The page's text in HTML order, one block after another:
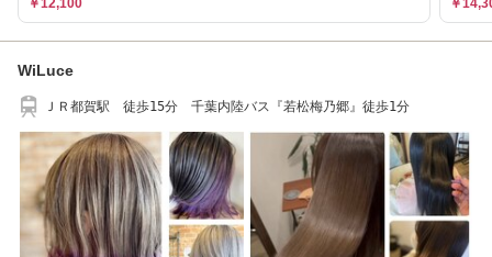
WiLuce
ＪＲ都賀駅 徒歩15分 千葉内陸バス『若松梅乃郷』徒歩1分